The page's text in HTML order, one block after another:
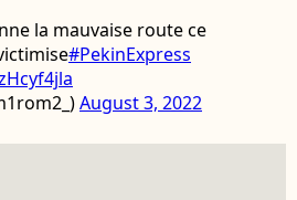
la mauvaise route ce
#PekinExpress
August 3, 2022